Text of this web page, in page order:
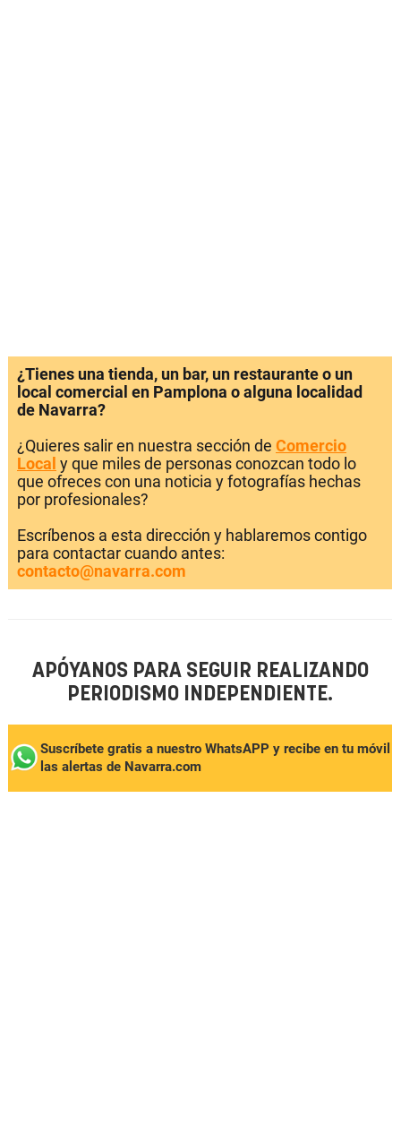
¿Tienes una tienda, un bar, un restaurante o un
local comercial en Pamplona o alguna localidad
de Navarra?
¿Quieres salir en nuestra sección de Comercio
Local y que miles de personas conozcan todo lo
que ofreces con una noticia y fotografías hechas
por profesionales?
Escríbenos a esta dirección y hablaremos contigo
para contactar cuando antes:
contacto@navarra.com
APÓYANOS PARA SEGUIR REALIZANDO
PERIODISMO INDEPENDIENTE.
Suscríbete gratis a nuestro WhatsAPP y recibe en tu móvil
las alertas de Navarra.com